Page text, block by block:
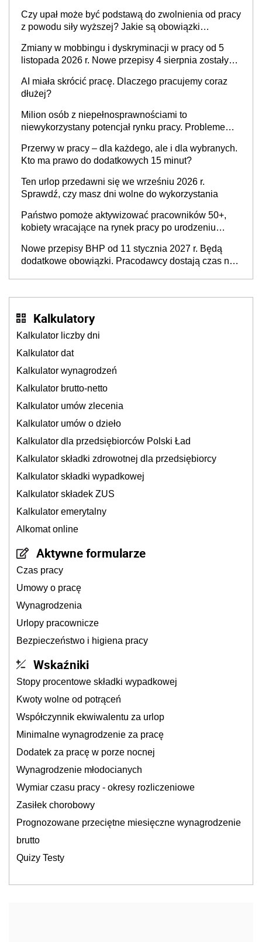
Czy upał może być podstawą do zwolnienia od pracy
z powodu siły wyższej? Jakie są obowiązki
Zmiany w mobbingu i dyskryminacji w pracy od 5
listopada 2026 r. Nowe przepisy 4 sierpnia zostały
AI miała skrócić pracę. Dlaczego pracujemy coraz
dłużej?
Milion osób z niepełnosprawnościami to
niewykorzystany potencjał rynku pracy. Problemem
refundacji, ale bariery po stronie systemu i
świadomości pracodawców [WYWIAD]
Przerwy w pracy – dla każdego, ale i dla wybranych.
Kto ma prawo do dodatkowych 15 minut?
Ten urlop przedawni się we wrześniu 2026 r.
Sprawdź, czy masz dni wolne do wykorzystania
Państwo pomoże aktywizować pracowników 50+,
kobiety wracające na rynek pracy po urodzeniu
neuroatypowe. Powstanie Fundusz na rzecz
Inkluzywności w Zatrudnianiu?
Nowe przepisy BHP od 11 stycznia 2027 r. Będą
dodatkowe obowiązki. Pracodawcy dostają czas na
Kalkulatory
Kalkulator liczby dni
Kalkulator dat
Kalkulator wynagrodzeń
Kalkulator brutto-netto
Kalkulator umów zlecenia
Kalkulator umów o dzieło
Kalkulator dla przedsiębiorców Polski Ład
Kalkulator składki zdrowotnej dla przedsiębiorcy
Kalkulator składki wypadkowej
Kalkulator składek ZUS
Kalkulator emerytalny
Alkomat online
Aktywne formularze
Czas pracy
Umowy o pracę
Wynagrodzenia
Urlopy pracownicze
Bezpieczeństwo i higiena pracy
Wskaźniki
Stopy procentowe składki wypadkowej
Kwoty wolne od potrąceń
Współczynnik ekwiwalentu za urlop
Minimalne wynagrodzenie za pracę
Dodatek za pracę w porze nocnej
Wynagrodzenie młodocianych
Wymiar czasu pracy - okresy rozliczeniowe
Zasiłek chorobowy
Prognozowane przeciętne miesięczne wynagrodzenie
brutto
Quizy Testy